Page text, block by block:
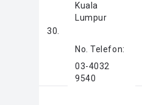
Kuala
Lumpur
No. Telefon:
03-4032
9540
30.